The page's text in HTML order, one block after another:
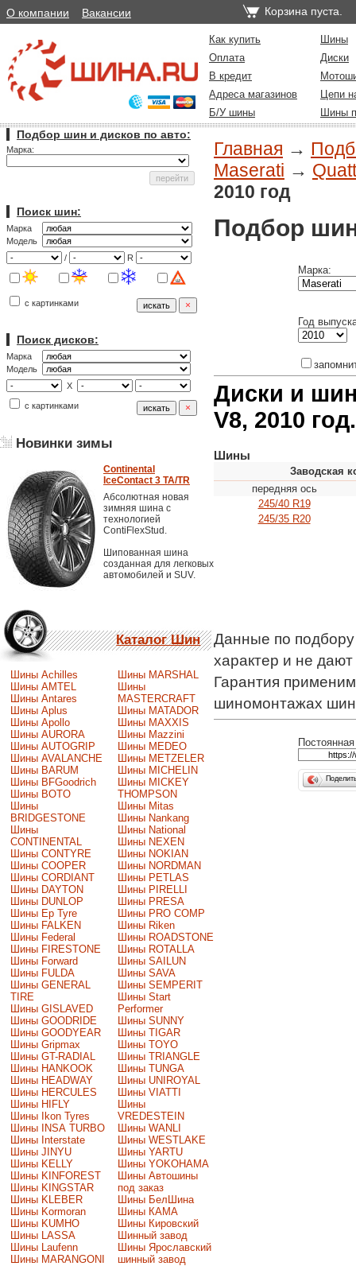
О компании Вакансии Корзина пуста.
Как купить
Шины
Оплата
Диски
В кредит
Адреса магазинов
Цепи
Б/У шины
Шины
Подбор шин и дисков по авто:
Марка:
Поиск шин:
Марка
Модель
/
R
с картинками
Поиск дисков:
Марка
Модель
X
с картинками
Новинки зимы
Continental
IceContact 3 TA/TR
Абсолютная новая
зимняя шина с
технологией
ContiFlexStud.
Шипованная шина
созданная для легковых
автомобилей и SUV.
Каталог Шин
Шины Achilles
Шины AMTEL
Шины Antares
Шины Aplus
Шины Apollo
Шины AURORA
Шины AUTOGRIP
Шины AVALANCHE
Шины BARUM
Шины BFGoodrich
Шины BOTO
Шины
BRIDGESTONE
Шины
CONTINENTAL
Шины CONTYRE
Шины COOPER
Шины CORDIANT
Шины DAYTON
Шины DUNLOP
Шины Ep Tyre
Шины FALKEN
Шины Federal
Шины FIRESTONE
Шины Forward
Шины FULDA
Шины GENERAL
TIRE
Шины GISLAVED
Шины GOODRIDE
Шины GOODYEAR
Шины Gripmax
Шины GT-RADIAL
Шины HANKOOK
Шины HEADWAY
Шины HERCULES
Шины HIFLY
Шины Ikon Tyres
Шины INSA TURBO
Шины Interstate
Шины JINYU
Шины KELLY
Шины KINFOREST
Шины KINGSTAR
Шины KLEBER
Шины Kormoran
Шины KUMHO
Шины LASSA
Шины Laufenn
Шины MARANGONI
Шины MARSHAL
Шины
MASTERCRAFT
Шины MATADOR
Шины MAXXIS
Шины Mazzini
Шины MEDEO
Шины METZELER
Шины MICHELIN
Шины MICKEY
THOMPSON
Шины Mitas
Шины Nankang
Шины National
Шины NEXEN
Шины NOKIAN
Шины NORDMAN
Шины PETLAS
Шины PIRELLI
Шины PRESA
Шины PRO COMP
Шины Riken
Шины ROADSTONE
Шины ROTALLA
Шины SAILUN
Шины SAVA
Шины SEMPERIT
Шины Start
Performer
Шины SUNNY
Шины TIGAR
Шины TOYO
Шины TRIANGLE
Шины TUNGA
Шины UNIROYAL
Шины VIATTI
Шины
VREDESTEIN
Шины WANLI
Шины WESTLAKE
Шины YARTU
Шины YOKOHAMA
Шины Автошины
под заказ
Шины БелШина
Шины КАМА
Шины Кировский
Шинный завод
Шины Ярославский
шинный завод
Главная →
Maserati →
2010 год
Подбор
Марка:
Год
Диски и
V8, 2010 год.
Шины
Заводская
передняя ось
245/40 R19
245/35 R20
Данные по
характер и не
Гарантия
шиномонтажах